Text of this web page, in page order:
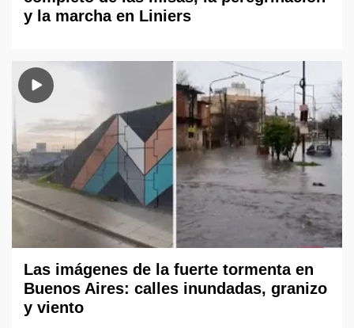
y la marcha en Liniers
Las imágenes de la fuerte tormenta en
Buenos Aires: calles inundadas, granizo
y viento